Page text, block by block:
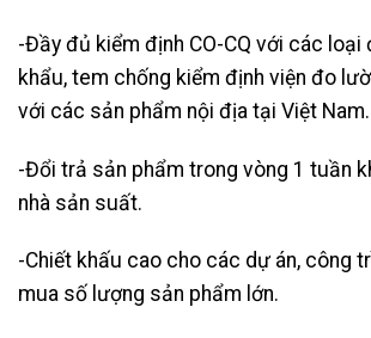
-Đầy đủ kiểm định CO-CQ với các loại
khẩu, tem chống kiểm định viện đo
với các sản phẩm nội địa tại Việt Nam.
-Đổi trả sản phẩm trong vòng 1 tuần
nhà sản suất.
-Chiết khấu cao cho các dự án, công
mua số lượng sản phẩm lớn.